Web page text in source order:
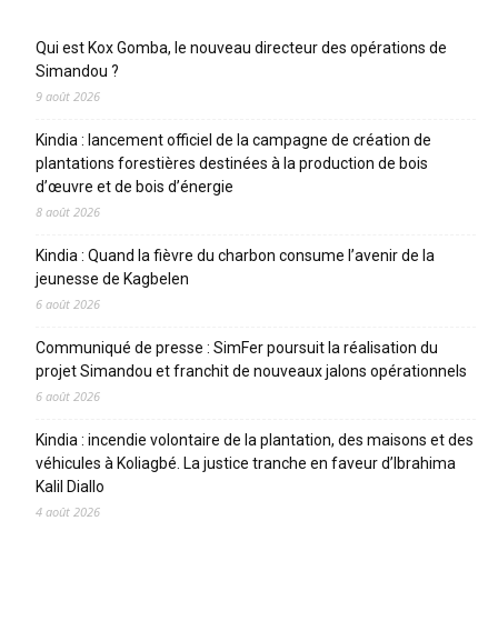
Qui est Kox Gomba, le nouveau directeur des opérations de
Simandou ?
9 août 2026
Kindia : lancement officiel de la campagne de création de
plantations forestières destinées à la production de bois
d’œuvre et de bois d’énergie
8 août 2026
Kindia : Quand la fièvre du charbon consume l’avenir de la
jeunesse de Kagbelen
6 août 2026
Communiqué de presse : SimFer poursuit la réalisation du
projet Simandou et franchit de nouveaux jalons opérationnels
6 août 2026
Kindia : incendie volontaire de la plantation, des maisons et des
véhicules à Koliagbé. La justice tranche en faveur d’Ibrahima
Kalil Diallo
4 août 2026